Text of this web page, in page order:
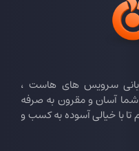
سرویس های هاست ،
آسان و مقرون به صرفه
با خیالی آسوده به کسب و